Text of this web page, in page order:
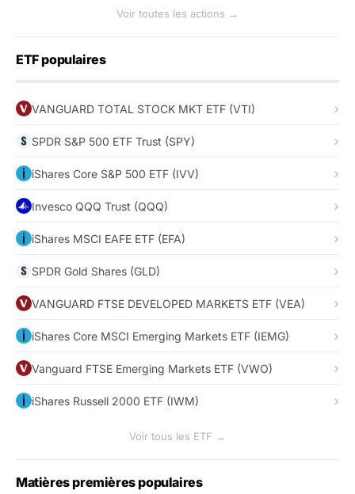
Voir toutes les actions →
ETF populaires
VANGUARD TOTAL STOCK MKT ETF (VTI)
SPDR S&P 500 ETF Trust (SPY)
iShares Core S&P 500 ETF (IVV)
Invesco QQQ Trust (QQQ)
iShares MSCI EAFE ETF (EFA)
SPDR Gold Shares (GLD)
VANGUARD FTSE DEVELOPED MARKETS ETF (VEA)
iShares Core MSCI Emerging Markets ETF (IEMG)
Vanguard FTSE Emerging Markets ETF (VWO)
iShares Russell 2000 ETF (IWM)
Voir tous les ETF →
Matières premières populaires